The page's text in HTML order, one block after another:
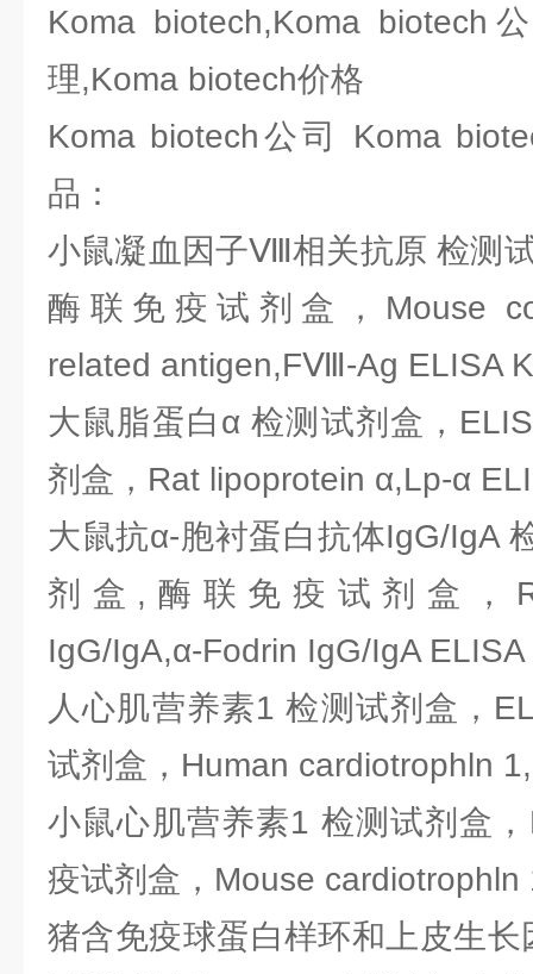
Koma biotech,Koma biotech
理,Koma biotech价格
Koma biotech公司 Koma
品：
小鼠凝血因子Ⅷ相关抗原 检测
酶联免疫试剂盒，Mouse
related antigen,FⅧ-Ag ELISA
大鼠脂蛋白α 检测试剂盒，
剂盒，Rat lipoprotein α,Lp-α
大鼠抗α-胞衬蛋白抗体IgG/IgA
剂盒,酶联免疫试剂盒，
IgG/IgA,α-Fodrin IgG/IgA ELISA
人心肌营养素1 检测试剂盒，
试剂盒，Human cardiotrophln
小鼠心肌营养素1 检测试剂盒
疫试剂盒，Mouse cardiotrophln
猪含免疫球蛋白样环和上皮生